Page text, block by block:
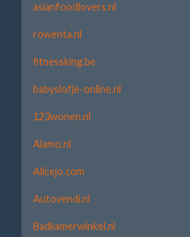
asianfoodlovers.nl
rowenta.nl
fitnessking.be
babyslofje-online.nl
123wonen.nl
Alamo.nl
Alicejo.com
Autovendi.nl
Badkamerwinkel.nl